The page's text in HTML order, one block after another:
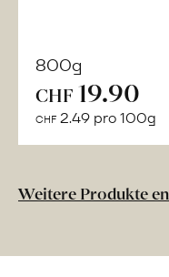
800g
CHF 19.90
CHF 2.49 pro 100g
Weitere Produkte